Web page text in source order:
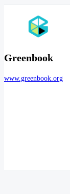
Greenbook
www.greenbook.org